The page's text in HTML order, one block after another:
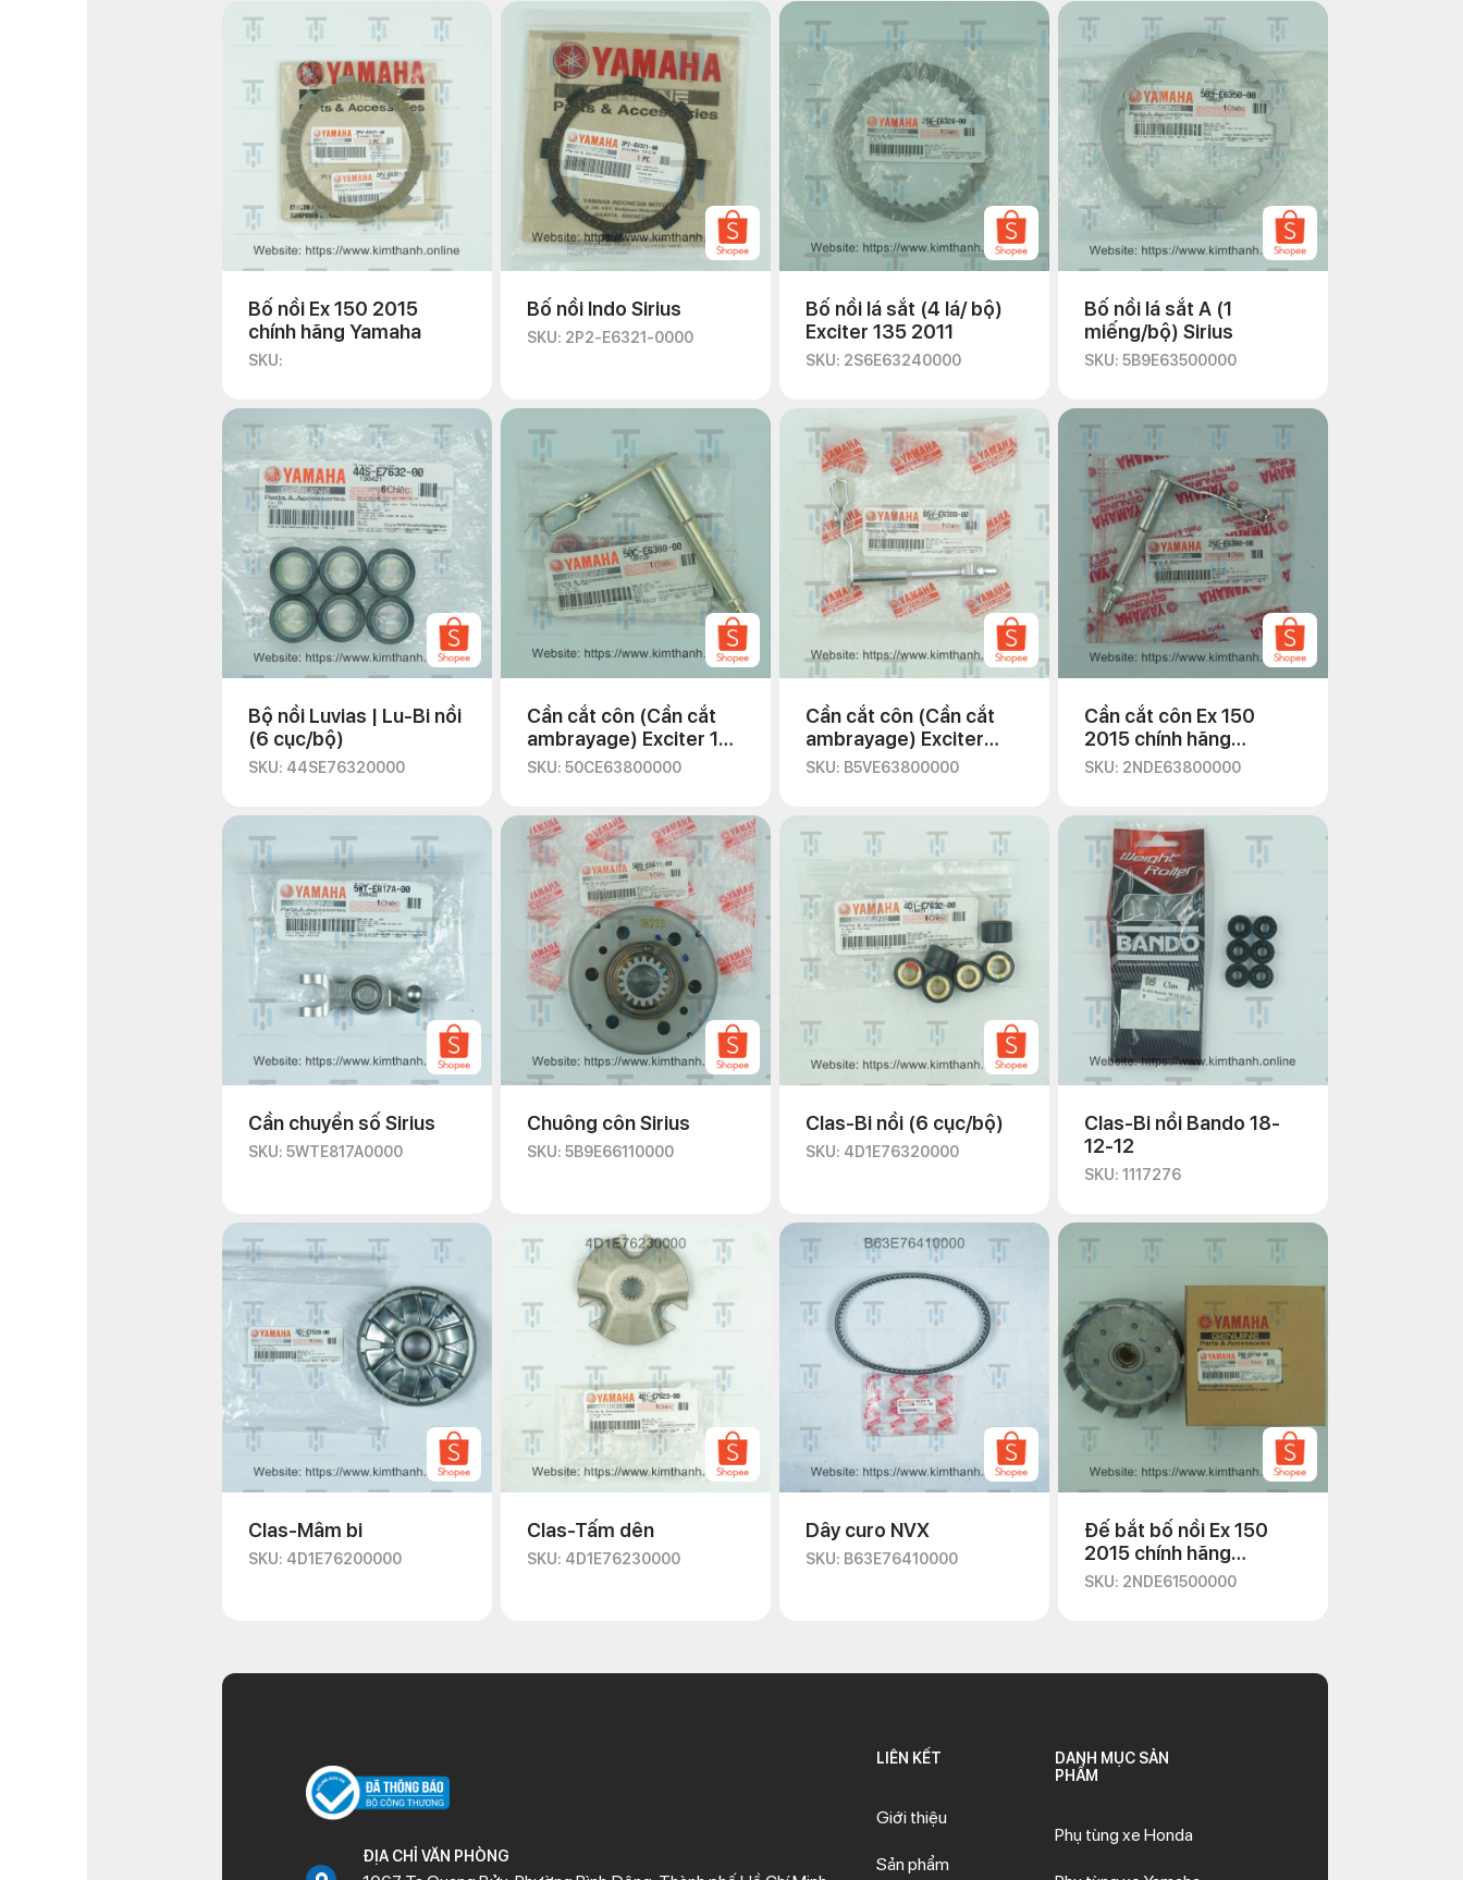
Bố nồi Ex 150 2015
chính hãng Yamaha
SKU:
Bố nồi Indo Sirius
SKU: 2P2-E6321-0000
Bố nồi lá sắt (4 lá/ bộ)
Exciter 135 2011
SKU: 2S6E63240000
Bố nồi lá sắt A (1
miếng/bộ) Sirius
SKU: 5B9E63500000
Bộ nồi Luvias | Lu-Bi nồi
(6 cục/bộ)
SKU: 44SE76320000
Cần cắt côn (Cần cắt
ambrayage) Exciter 135
2011
SKU: 50CE63800000
Cần cắt côn (Cần cắt
ambrayage) Exciter
2021
SKU: B5VE63800000
Cần cắt côn Ex 150
2015 chính hãng
Yamaha
SKU: 2NDE63800000
Cần chuyển số Sirius
SKU: 5WTE817A0000
Chuông côn Sirius
SKU: 5B9E66110000
Clas-Bi nồi (6 cục/bộ)
SKU: 4D1E76320000
Clas-Bi nồi Bando 18-
12-12
SKU: 1117276
Clas-Mâm bi
SKU: 4D1E76200000
Clas-Tấm dên
SKU: 4D1E76230000
Dây curo NVX
SKU: B63E76410000
Đế bắt bố nồi Ex 150
2015 chính hãng
Yamaha
SKU: 2NDE61500000
ĐỊA CHỈ VĂN PHÒNG
LIÊN KẾT
Giới thiệu
Sản phẩm
DANH MỤC SẢN
PHẨM
Phụ tùng xe Honda